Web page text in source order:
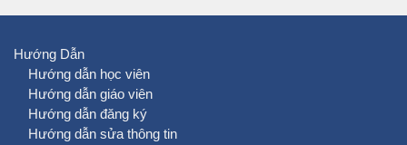
Hướng Dẫn
Hướng dẫn học viên
Hướng dẫn giáo viên
Hướng dẫn đăng ký
Hướng dẫn sửa thông tin